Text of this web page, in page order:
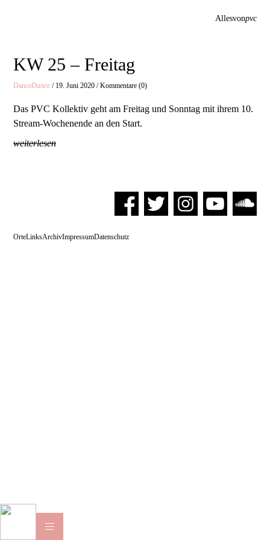
Allesvonpvc
KW 25 – Freitag
DanceDance / 19. Juni 2020 / Kommentare (0)
Das PVC Kollektiv geht am Freitag und Sonntag mit ihrem 10.
Stream-Wochenende an den Start.
weiterlesen
OrteLinksArchivImpressumDatenschutz